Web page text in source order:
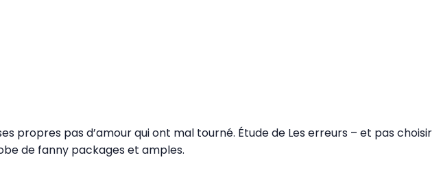
propres pas d’amour qui ont mal tourné. Étude de Les erreurs – et pas choisir
de fanny packages et amples.